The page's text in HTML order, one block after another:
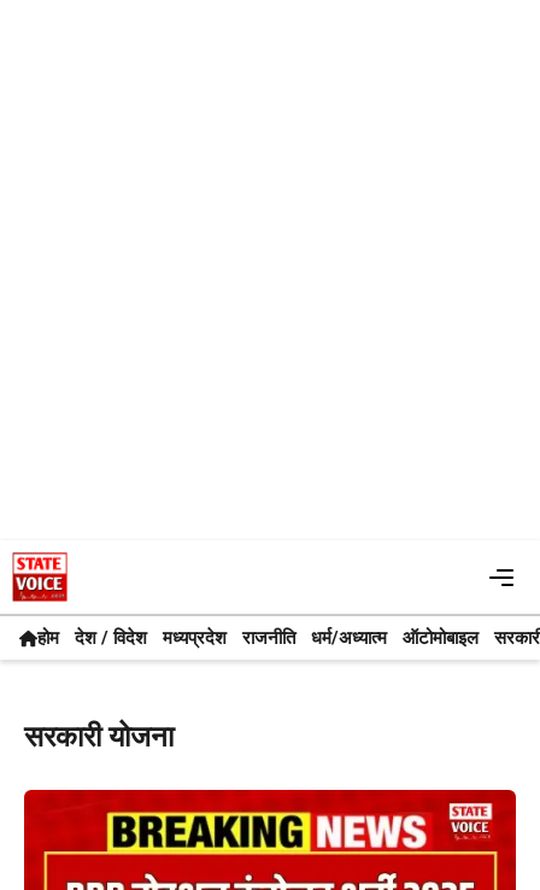
Skip
to
content
होम देश / विदेश मध्यप्रदेश राजनीति धर्म/अध्यात्म ऑटोमोबाइल
सरकारी योजना